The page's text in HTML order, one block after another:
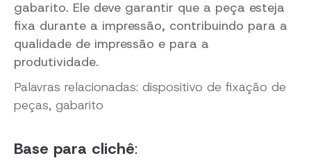
gabarito. Ele deve garantir que a peça esteja
fixa durante a impressão, contribuindo para a
qualidade de impressão e para a
produtividade.
Palavras relacionadas: dispositivo de fixação de
peças, gabarito
Base para clichê: